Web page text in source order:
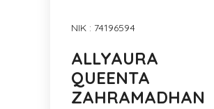
NIK : 74196594
ALLYAURA
QUEENTA
ZAHRAMADHAN